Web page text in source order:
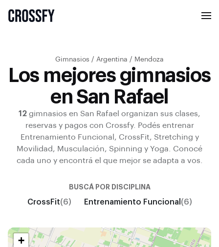
Gimnasios / Argentina / Mendoza
Los mejores gimnasios
en San Rafael
12 gimnasios en San Rafael organizan sus clases,
reservas y pagos con Crossfy.
Podés entrenar
Entrenamiento Funcional, CrossFit, Stretching y
Movilidad, Musculación, Spinning y Yoga
Conocé
cada uno y encontrá el que mejor se adapta a vos.
BUSCÁ POR DISCIPLINA
CrossFit(6) Entrenamiento Funcional (6)
+